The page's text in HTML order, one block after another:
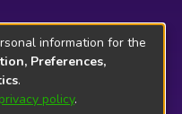
information for the
Preferences,
.
privacy policy.